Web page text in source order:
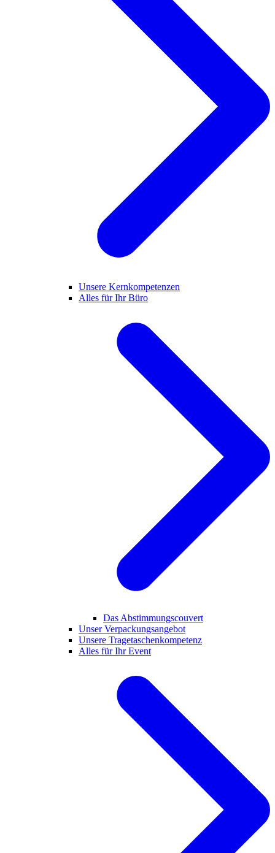
Unsere Kernkompetenzen
Alles für Ihr Büro
Das Abstimmungscouvert
Unser Verpackungsangebot
Unsere Tragetaschenkompetenz
Alles für Ihr Event